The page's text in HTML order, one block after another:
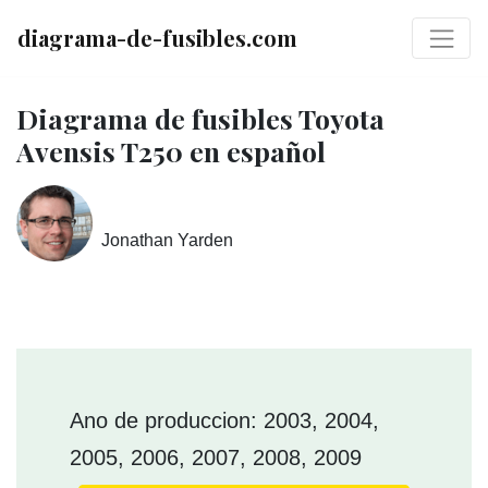
diagrama-de-fusibles.com
Diagrama de fusibles Toyota
Avensis T250 en español
Jonathan Yarden
Ano de produccion: 2003, 2004,
2005, 2006, 2007, 2008, 2009